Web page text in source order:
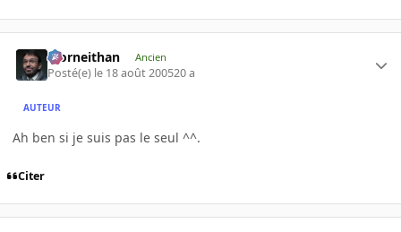
Morneithan Ancien
Posté(e) le 18 août 200520 a
AUTEUR
Ah ben si je suis pas le seul ^^.
Citer